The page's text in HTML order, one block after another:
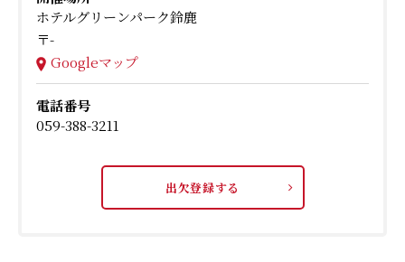
ホテルグリーンパーク鈴鹿
〒-
Googleマップ
電話番号
059-388-3211
出欠登録する